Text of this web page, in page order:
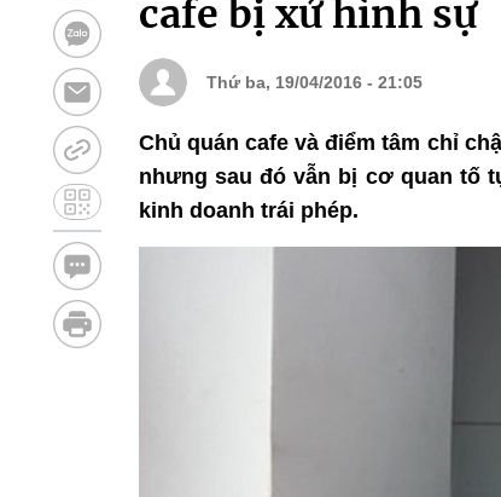
cafe bị xử hình sự
Thứ ba, 19/04/2016 - 21:05
Chủ quán cafe và điểm tâm chỉ
nhưng sau đó vẫn bị cơ quan tố
kinh doanh trái phép.